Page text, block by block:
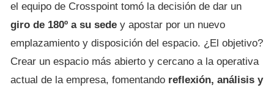
el equipo de Crosspoint tomó la decisión de dar un
giro de 180º a su sede y apostar por un nuevo
emplazamiento y disposición del espacio. ¿El objetivo?
Crear un espacio más abierto y cercano a la operativa
actual de la empresa, fomentando reflexión, análisis y